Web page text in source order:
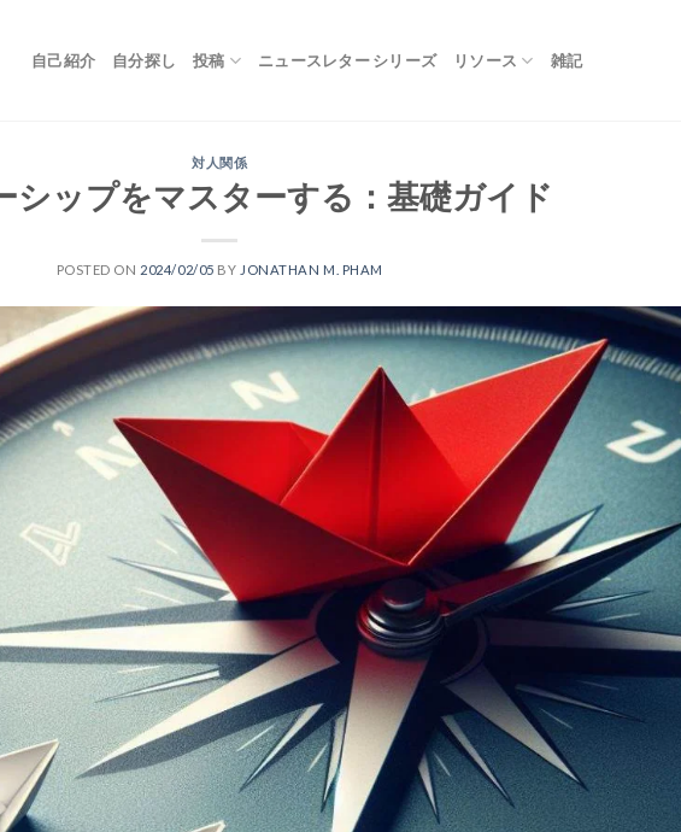
自己紹介 自分探し 投稿 ニュースレター シリーズ リソース 雑記
対人関係
シップをマスターする：基礎ガイド
POSTED ON 2024/02/05 BY JONATHAN M. PHAM